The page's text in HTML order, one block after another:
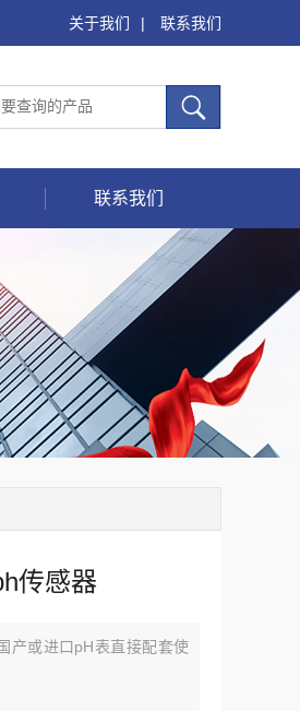
关于我们 | 联系我们
联系我们
传感器
产或进口pH表直接配套使